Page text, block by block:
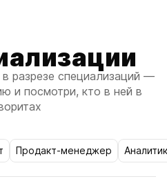
разрезе специализаций —
и посмотри, кто в ней в
Продакт-менеджер